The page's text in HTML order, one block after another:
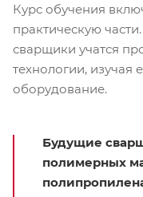
Курс обучения
практическую
сварщики учатся
технологии, изучая
оборудование.
Будущие
полимерных